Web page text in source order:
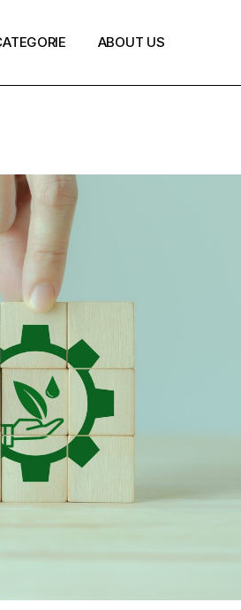
Green Finance
Economy
Digi-Green Innovation
EU
ABOUT US